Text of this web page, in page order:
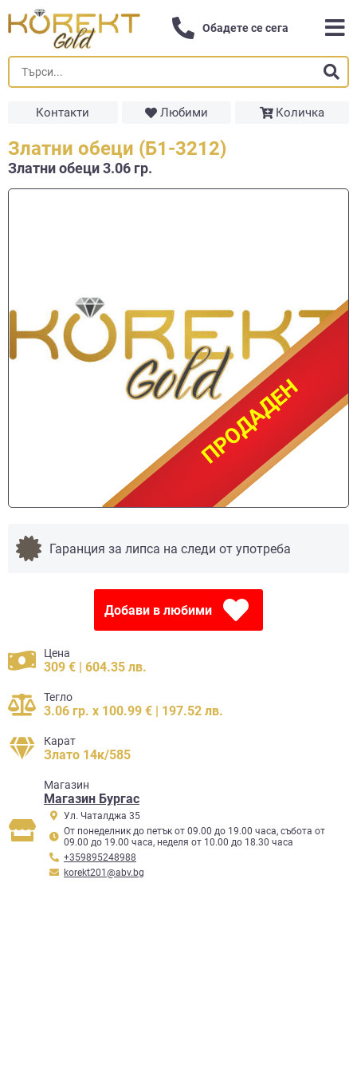
Обадете се сега
Контакти Любими Количка
Златни обеци (Б1-3212)
Златни обеци 3.06 гр.
ПРОДАДЕН
ПРОДАДЕН
Гаранция за липса на следи от употреба
Добави в любими
Цена
309 € | 604.35 лв.
Тегло
3.06 гр. x 100.99 € | 197.52 лв.
Карат
Злато 14к/585
Mагазин
Магазин Бургас
Ул. Чаталджа 35
От понеделник до петък от 09.00 до 19.00 часа, събота от
09.00 до 19.00 часа, неделя от 10.00 до 18.30 часа
+359895248988
korekt201@abv.bg